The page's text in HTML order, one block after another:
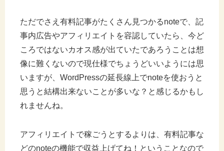
ただでさえ有料記事がたくさん見つかるnoteで、記
事内広告やアフィリエイトを容認していたら、今ど
ころではないカオス感が出ていたであろうことは想
像に難くないので現仕様でちょうどいいようには思
いますが、WordPressの延長線上でnoteを使おうと
思うと結構出来ないことが多いな？と感じるかもし
れませんね。
アフィリエイトで稼ごうとするよりは、有料記事な
どのnoteの機能で収益上げてね！ということなので